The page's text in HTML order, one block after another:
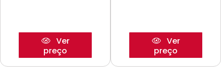
Ver
preço
Ver
preço